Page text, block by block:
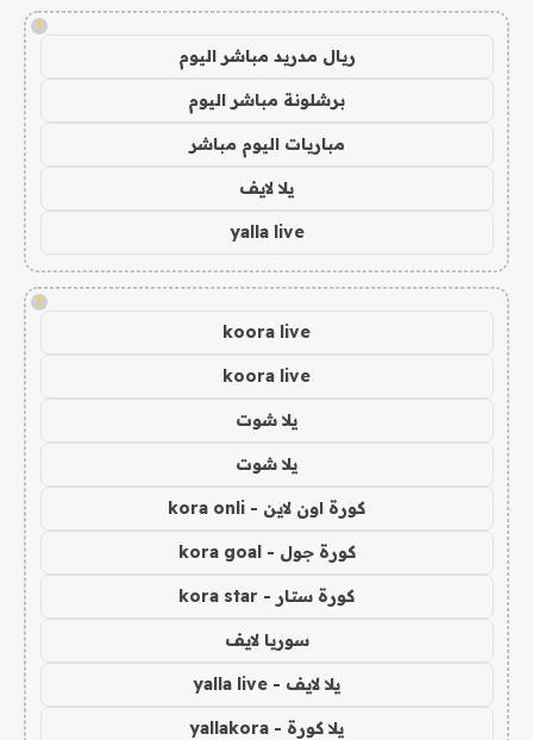
!
ريال مدريد مباشر اليوم
برشلونة مباشر اليوم
مباريات اليوم مباشر
يلا لايف
yalla live
!
koora live
koora live
يلا شوت
يلا شوت
كورة اون لاين - kora onli
كورة جول - kora goal
كورة ستار - kora star
سوريا لايف
يلا لايف - yalla live
يلا كورة - yallakora